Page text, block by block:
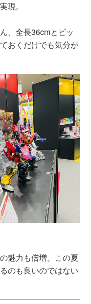
現。
、全長36cmとビッ
おくだけでも気分が
魅力も倍増。この夏
のも良いのではない